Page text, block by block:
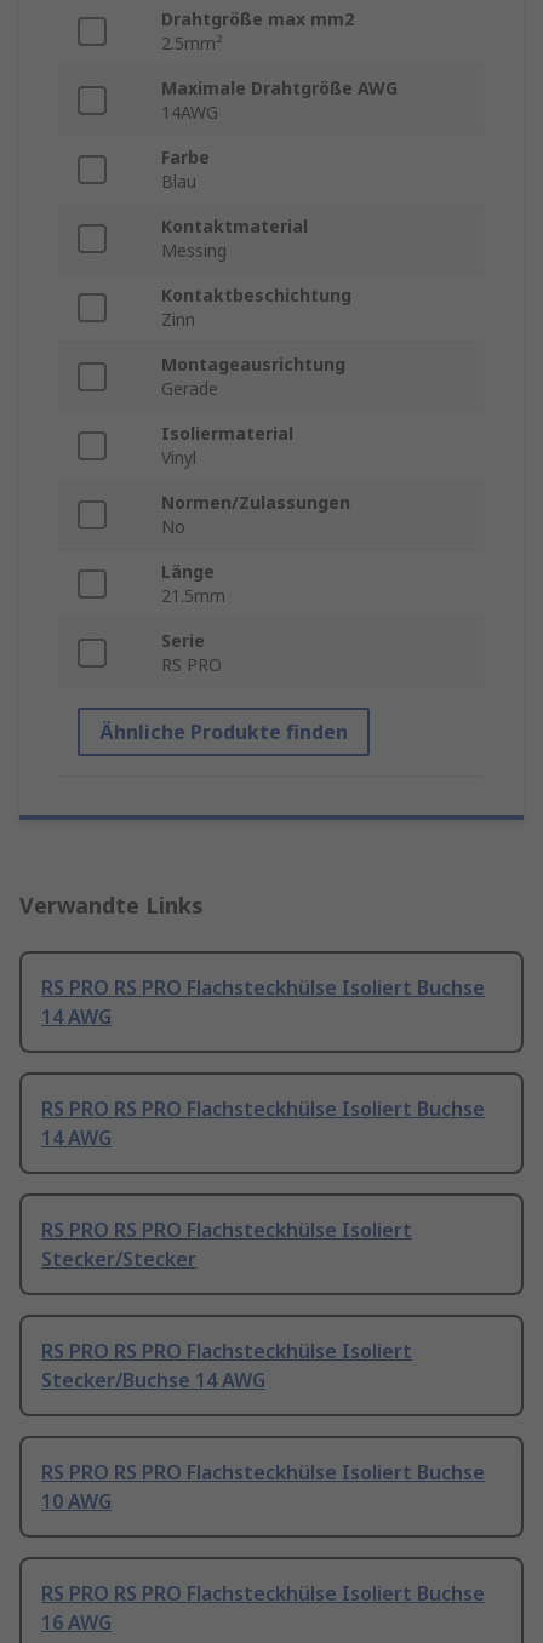
Drahtgröße max mm2
2.5mm²
Maximale Drahtgröße AWG
14AWG
Farbe
Blau
Kontaktmaterial
Messing
Kontaktbeschichtung
Zinn
Montageausrichtung
Gerade
Isoliermaterial
Vinyl
Normen/Zulassungen
No
Länge
21.5mm
Serie
RS PRO
Ähnliche Produkte finden
Verwandte Links
RS PRO RS PRO Flachsteckhülse Isoliert Buchse
14 AWG
RS PRO RS PRO Flachsteckhülse Isoliert Buchse
14 AWG
RS PRO RS PRO Flachsteckhülse Isoliert
Stecker/Stecker
RS PRO RS PRO Flachsteckhülse Isoliert
Stecker/Buchse 14 AWG
RS PRO RS PRO Flachsteckhülse Isoliert Buchse
10 AWG
RS PRO RS PRO Flachsteckhülse Isoliert Buchse
16 AWG